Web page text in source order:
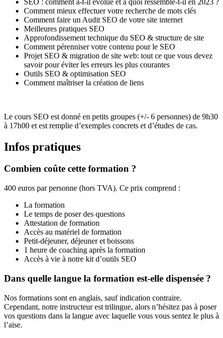
Comment mieux effectuer votre recherche de mots clés
Comment faire un Audit SEO de votre site internet
Meilleures pratiques SEO
Approfondissement technique du SEO & structure de site
Comment pérenniser votre contenu pour le SEO
Projet SEO & migration de site web: tout ce que vous devez
savoir pour éviter les erreurs les plus courantes
Outils SEO & optimisation SEO
Comment maîtriser la création de liens
Le cours SEO est donné en petits groupes (+/- 6 personnes) de 9h30
à 17h00 et est remplie d’exemples concrets et d’études de cas.
Infos pratiques
Combien coûte cette formation ?
400 euros par personne (hors TVA). Ce prix comprend :
La formation
Le temps de poser des questions
Attestation de formation
Accès au matériel de formation
Petit-déjeuner, déjeuner et boissons
1 heure de coaching après la formation
Accès à vie à notre kit d’outils SEO
Dans quelle langue la formation est-elle dispensée ?
Nos formations sont en anglais, sauf indication contraire.
Cependant, notre instructeur est trilingue, alors n’hésitez pas à poser
vos questions dans la langue avec laquelle vous vous sentez le plus à
l’aise.